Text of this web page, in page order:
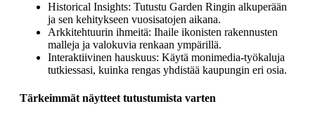
Historical Insights: Tutustu Garden Ringin alkuperään
ja sen kehitykseen vuosisatojen aikana.
Arkkitehtuurin ihmeitä: Ihaile ikonisten rakennusten
malleja ja valokuvia renkaan ympärillä.
Interaktiivinen hauskuus: Käytä monimedia-työkaluja
tutkiessasi, kuinka rengas yhdistää kaupungin eri osia.
Tärkeimmät näytteet tutustumista varten